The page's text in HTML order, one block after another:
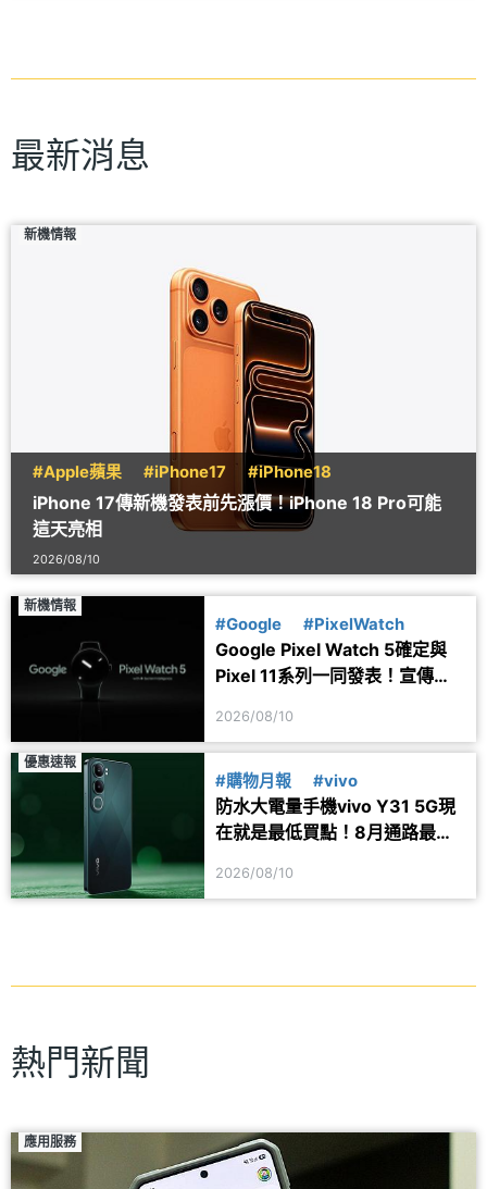
最新消息
新機情報
#Apple蘋果 #iPhone17 #iPhone18
iPhone 17傳新機發表前先漲價！iPhone 18 Pro可能
這天亮相
2026/08/10
新機情報
#Google #PixelWatch
Google Pixel Watch 5確定與
Pixel 11系列一同發表！宣傳圖
2026/08/10
優惠速報
#購物月報 #vivo
防水大電量手機vivo Y31 5G現
在就是最低買點！8月通路最新
2026/08/10
熱門新聞
應用服務